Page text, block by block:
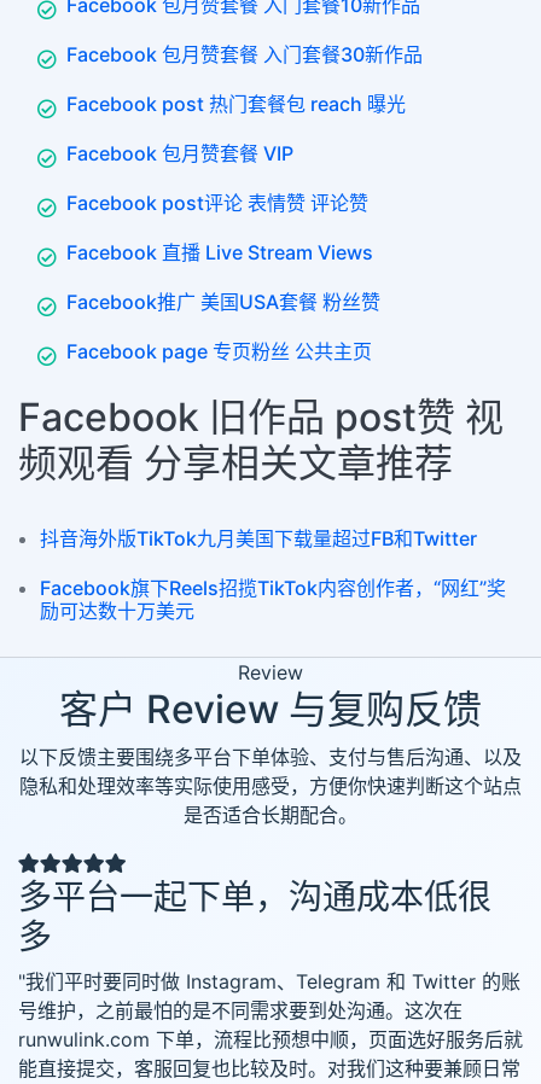
Facebook 包月赞套餐 入门套餐10新作品
Facebook 包月赞套餐 入门套餐30新作品
Facebook post 热门套餐包 reach 曝光
Facebook 包月赞套餐 VIP
Facebook post评论 表情赞 评论赞
Facebook 直播 Live Stream Views
Facebook推广 美国USA套餐 粉丝赞
Facebook page 专页粉丝 公共主页
Facebook 旧作品 post赞 视
频观看 分享相关文章推荐
抖音海外版TikTok九月美国下载量超过FB和Twitter
Facebook旗下Reels招揽TikTok内容创作者，“网红”奖
励可达数十万美元
Review
客户 Review 与复购反馈
以下反馈主要围绕多平台下单体验、支付与售后沟通、以及
隐私和处理效率等实际使用感受，方便你快速判断这个站点
是否适合长期配合。
多平台一起下单，沟通成本低很
多
"我们平时要同时做 Instagram、Telegram 和 Twitter 的账
号维护，之前最怕的是不同需求要到处沟通。这次在
runwulink.com 下单，流程比预想中顺，页面选好服务后就
能直接提交，客服回复也比较及时。对我们这种要兼顾日常